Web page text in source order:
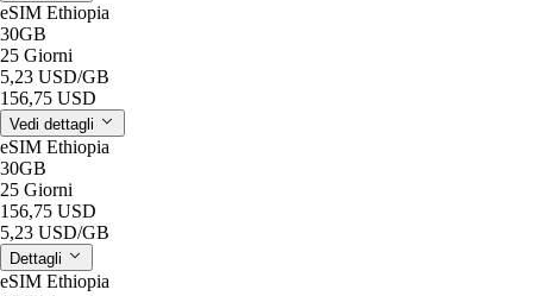
eSIM Ethiopia
30GB
25 Giorni
5,23 USD/GB
156,75 USD
Vedi dettagli
eSIM Ethiopia
30GB
25 Giorni
156,75 USD
5,23 USD/GB
Dettagli
eSIM Ethiopia